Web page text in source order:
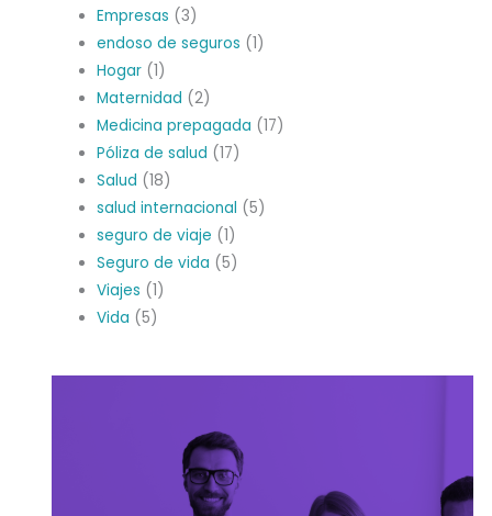
Empresas (3)
endoso de seguros (1)
Hogar (1)
Maternidad (2)
Medicina prepagada (17)
Póliza de salud (17)
Salud (18)
salud internacional (5)
seguro de viaje (1)
Seguro de vida (5)
Viajes (1)
Vida (5)